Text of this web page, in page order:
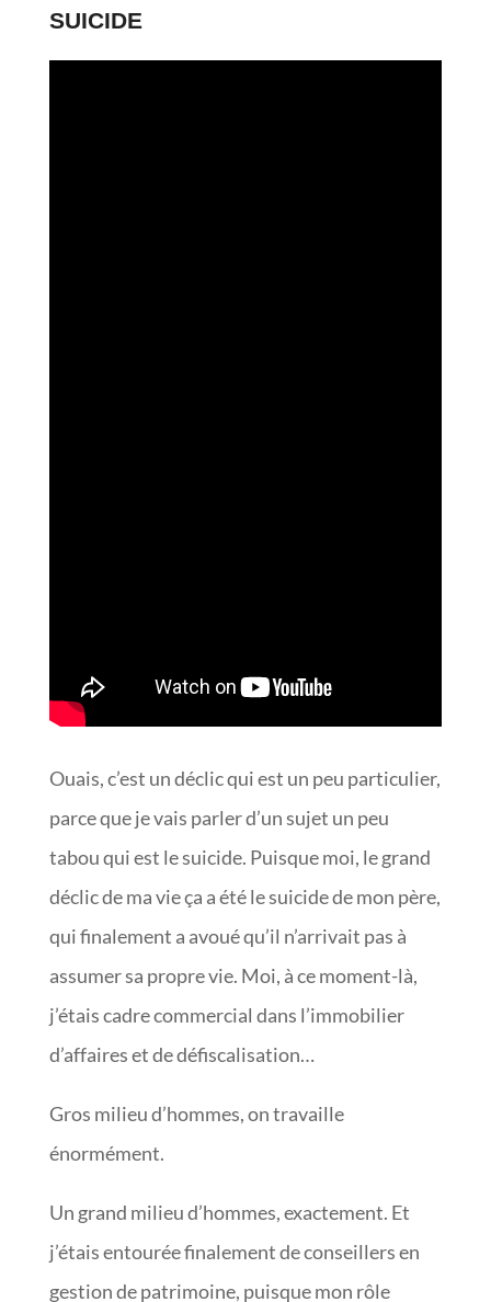
SUICIDE
Ouais, c’est un déclic qui est un peu particulier,
parce que je vais parler d’un sujet un peu
tabou qui est le suicide. Puisque moi, le grand
déclic de ma vie ça a été le suicide de mon père,
qui finalement a avoué qu’il n’arrivait pas à
assumer sa propre vie. Moi, à ce moment-là,
j’étais cadre commercial dans l’immobilier
d’affaires et de défiscalisation…
Gros milieu d’hommes, on travaille
énormément.
Un grand milieu d’hommes, exactement. Et
j’étais entourée finalement de conseillers en
gestion de patrimoine, puisque mon rôle